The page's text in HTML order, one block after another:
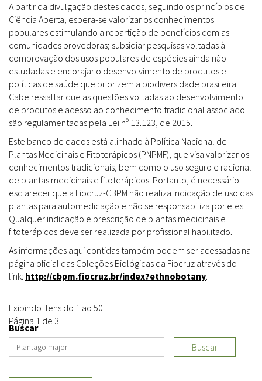
A partir da divulgação destes dados, seguindo os princípios de
Ciência Aberta, espera-se valorizar os conhecimentos
populares estimulando a repartição de benefícios com as
comunidades provedoras; subsidiar pesquisas voltadas à
comprovação dos usos populares de espécies ainda não
estudadas e encorajar o desenvolvimento de produtos e
políticas de saúde que priorizem a biodiversidade brasileira.
Cabe ressaltar que as questões voltadas ao desenvolvimento
de produtos e acesso ao conhecimento tradicional associado
são regulamentadas pela Lei nº 13.123, de 2015.
Este banco de dados está alinhado à Política Nacional de
Plantas Medicinais e Fitoterápicos (PNPMF), que visa valorizar os
conhecimentos tradicionais, bem como o uso seguro e racional
de plantas medicinais e fitoterápicos. Portanto, é necessário
esclarecer que a Fiocruz-CBPM não realiza indicação de uso das
plantas para automedicação e não se responsabiliza por eles.
Qualquer indicação e prescrição de plantas medicinais e
fitoterápicos deve ser realizada por profissional habilitado.
As informações aqui contidas também podem ser acessadas na
página oficial das Coleções Biológicas da Fiocruz através do
link: http://cbpm.fiocruz.br/index?ethnobotany.
Exibindo itens do 1 ao 50
Página 1 de 3
Buscar
Buscar